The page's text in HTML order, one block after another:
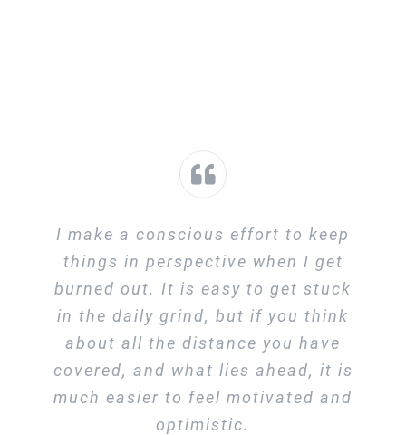
I make a conscious effort to keep
things in perspective when I get
burned out. It is easy to get stuck
in the daily grind, but if you think
about all the distance you have
covered, and what lies ahead, it is
much easier to feel motivated and
optimistic.